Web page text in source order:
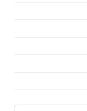
Rechercher: